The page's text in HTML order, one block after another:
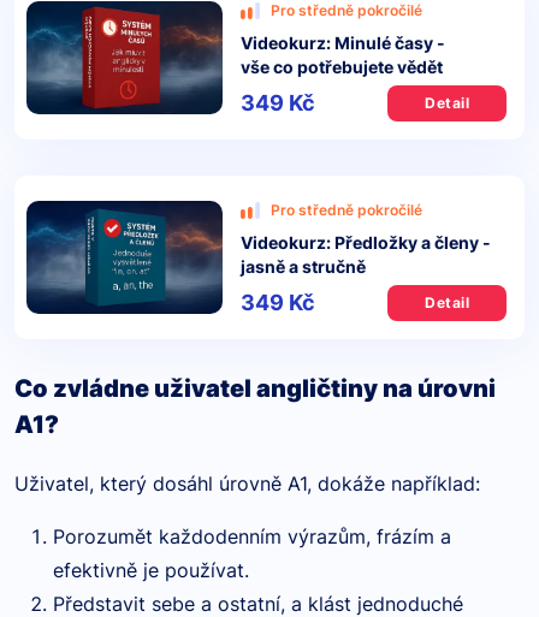
Pro středně pokročilé
Videokurz: Minulé časy -
vše co potřebujete vědět
349 Kč Detail
Pro středně pokročilé
Videokurz: Předložky a členy -
jasně a stručně
349 Kč Detail
Co zvládne uživatel angličtiny na úrovni
A1?
Uživatel, který dosáhl úrovně A1, dokáže například:
Porozumět každodenním výrazům, frázím a
efektivně je používat.
Představit sebe a ostatní, a klást jednoduché